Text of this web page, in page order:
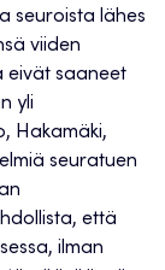
seuroista lähes
viiden
eivät saaneet
yli
Hakamäki,
seuratuen
että
ilman